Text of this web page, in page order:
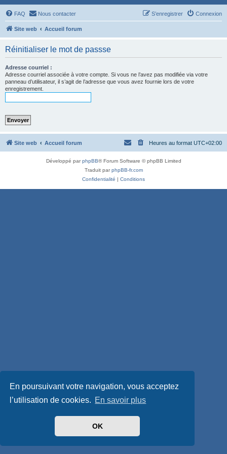
En poursuivant votre navigation, vous acceptez
l’utilisation de cookies. En savoir plus
OK
FAQ Nous contacter Connexion
S’enregistrer
Site web Accueil forum
Réinitialiser le mot de passse
Adresse courriel :
Adresse courriel associée à votre compte. Si vous ne l’avez pas modifiée via votre
panneau d’utilisateur, il s’agit de l’adresse que vous avez fournie lors de votre
enregistrement.
Site web Accueil forum Heures au format UTC+02:00
Développé parphpBB® Forum Software © phpBB Limited
Traduit parphpBB-fr.com
Confidentialité | Conditions